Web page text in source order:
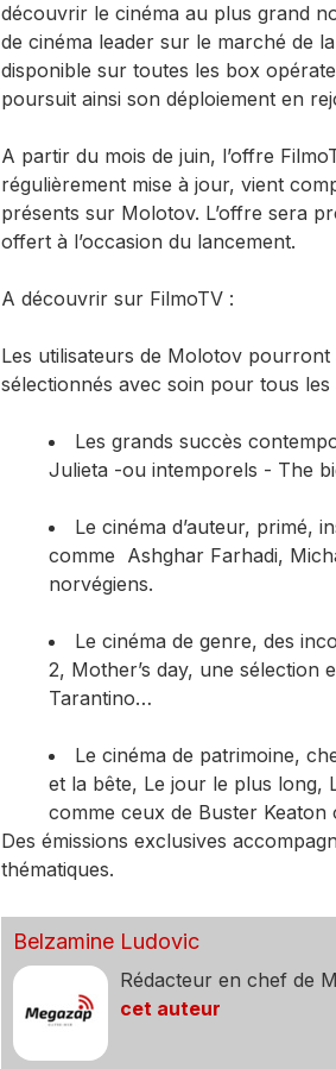
découvrir le cinéma au plus grand
de cinéma leader sur le marché de
disponible sur toutes les box
poursuit ainsi son déploiement en
A partir du mois de juin, l’offre
régulièrement mise à jour, vient
présents sur Molotov. L’offre sera
offert à l’occasion du lancement.
A découvrir sur FilmoTV :
Les utilisateurs de Molotov
sélectionnés avec soin pour tous
Les grands succès
Julieta -ou intemporels - The
Le cinéma d’auteur, primé,
comme Ashghar Farhadi,
norvégiens.
Le cinéma de genre, des
2, Mother’s day, une sélection
Tarantino…
Le cinéma de patrimoine,
et la bête, Le jour le plus long,
comme ceux de Buster
Des émissions exclusives
thématiques.
Belzamine Ludovic
Rédacteur en chef de
cet auteur